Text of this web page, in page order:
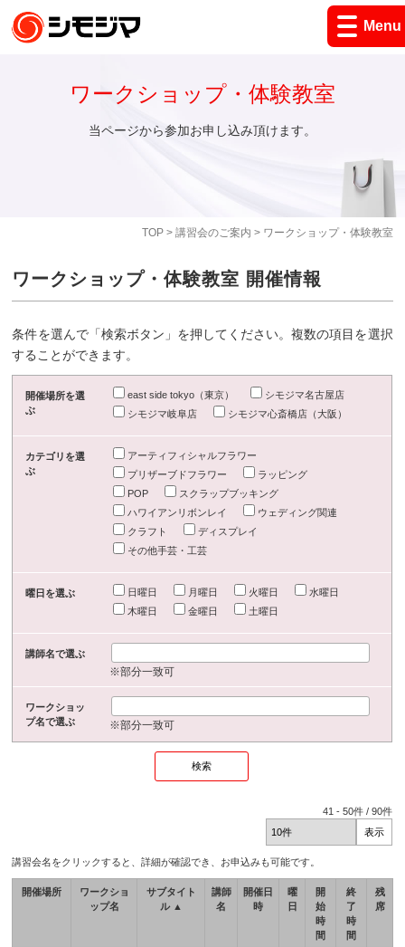
Menu
TOP> 講習会のご案内 > ワークショップ・体験教室
ワークショップ・体験教室
当ページから参加お申し込み頂けます。
ワークショップ・体験教室 開催情報
条件を選んで「検索ボタン」を押してください。複数の項目を選択
することができます。
開催場所を選
ぶ
east side tokyo（東京）
シモジマ名古屋店
シモジマ岐阜店
シモジマ心斎橋店（大阪）
カテゴリを選
ぶ
アーティフィシャルフラワー
プリザーブドフラワー
ラッピング
POP
スクラップブッキング
ハワイアンリボンレイ
ウェディング関連
クラフト
ディスプレイ
その他手芸・工芸
曜日を選ぶ 日曜日 月曜日 火曜日
水曜日
木曜日
金曜日 土曜日
講師名で選ぶ
※部分一致可
ワークショッ
プ名で選ぶ
※部分一致可
41 -50件 /90件
講習会名をクリックすると、詳細が確認でき、お申込みも可能です。
開催場所
ワークショ
ップ名
サブタイト
ル ▲
講師
名
開催日
時
曜
日
開
始
時
間
終
了
時
間
残
席